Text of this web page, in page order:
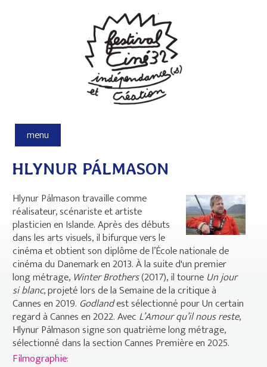
menu
HLYNUR PÁLMASON
Hlynur Pálmason travaille comme
réalisateur, scénariste et artiste
plasticien en Islande. Après des débuts
dans les arts visuels, il bifurque vers le
cinéma et obtient son diplôme de l’École nationale de
cinéma du Danemark en 2013. À la suite d'un premier
long métrage, Winter Brothers(2017), il tourne Un jour
si blanc, projeté lors de la Semaine de la critique à
Cannes en 2019. Godlandest sélectionné pour Un certain
regard à Cannes en 2022. Avec L’Amour qu’il nous reste,
Hlynur Pálmason signe son quatrième long métrage,
sélectionné dans la section Cannes Première en 2025.
Filmographie: